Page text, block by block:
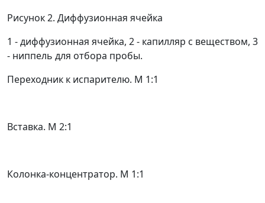
Рисунок 2. Диффузионная ячейка
1 - диффузионная ячейка, 2- капилляр с веществом, 3
- ниппель для отбора пробы.
Переходник к испарителю. М 1:1
Вставка. М 2:1
Колонка-концентратор. М 1:1